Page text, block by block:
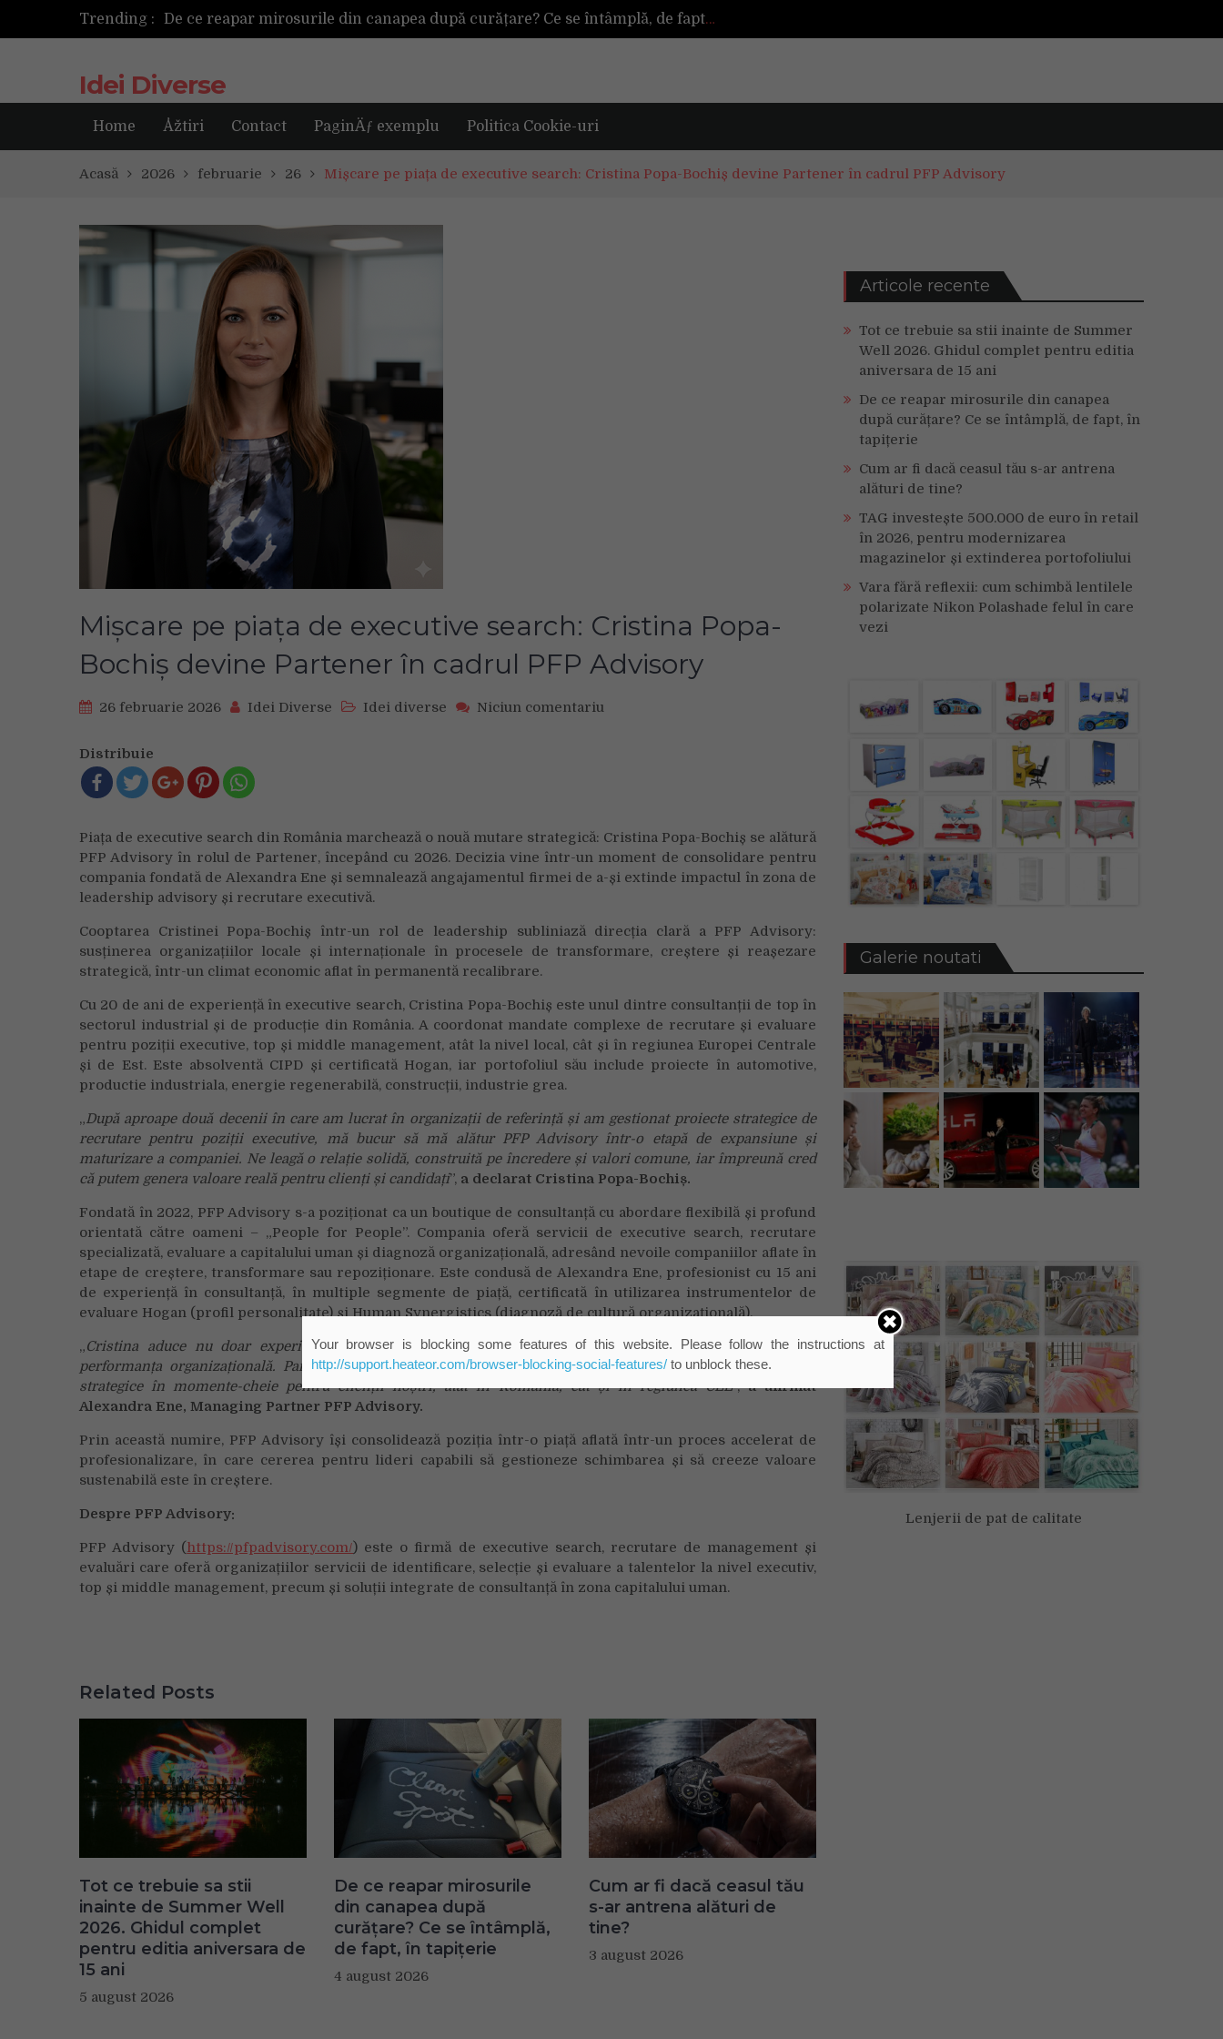
Trending :
De ce reapar mirosurile din canapea după curățare? Ce se întâmplă, de fapt, în tapițerie
Cum ar fi dacă ceasul tău s-ar antrena alături de tine?
Tot ce trebuie sa stii inainte de Summer Well 2026. Ghidul complet pentru editia aniversara de 15 ani
Idei Diverse
Home Åžtiri Contact PaginÄƒ exemplu Politica Cookie-uri
Acasă 2026 februarie 26 Mișcare pe piața de executive search: Cristina Popa-Bochiș devine Partener în cadrul PFP Advisory
Mișcare pe piața de executive search: Cristina Popa-
Bochiș devine Partener în cadrul PFP Advisory
26 februarie 2026 Idei Diverse Idei diverse Niciun comentariu
Cristina
Popa-
Bochiș
în
cadrul
Distribuie
Piața de executive search din România marchează o nouă mutare strategică: Cristina Popa-Bochiș se alătură
PFP Advisory în rolul de Partener, începând cu 2026. Decizia vine într-un moment de consolidare pentru
compania fondată de Alexandra Ene și semnalează angajamentul firmei de a-și extinde impactul în zona de
leadership advisory și recrutare executivă.
Cooptarea Cristinei Popa-Bochiș într-un rol de leadership subliniază direcția clară a PFP Advisory:
susținerea organizațiilor locale și internaționale în procesele de transformare, creștere și reașezare
strategică, într-un climat economic aflat în permanentă recalibrare.
Cu 20 de ani de experiență în executive search, Cristina Popa-Bochiș este unul dintre consultanții de top în
sectorul industrial și de producție din România. A coordonat mandate complexe de recrutare și evaluare
pentru poziții executive, top și middle management, atât la nivel local, cât și în regiunea Europei Centrale
și de Est. Este absolventă CIPD și certificată Hogan, iar portofoliul său include proiecte în automotive,
productie industriala, energie regenerabilă, construcții, industrie grea.
„După aproape două decenii în care am lucrat în organizații de referință și am gestionat proiecte strategice de
recrutare pentru poziții executive, mă bucur să mă alătur PFP Advisory într-o etapă de expansiune și
maturizare a companiei. Ne leagă o relație solidă, construită pe încredere și valori comune, iar împreună cred
că putem genera valoare reală pentru clienți și candidați”, a declarat Cristina Popa-Bochiș.
Fondată în 2022, PFP Advisory s-a poziționat ca un boutique de consultanță cu abordare flexibilă și profund
orientată către oameni – „People for People”. Compania oferă servicii de executive search, recrutare
specializată, evaluare a capitalului uman și diagnoză organizațională, adresând nevoile companiilor aflate în
etape de creștere, transformare sau repoziționare. Este condusă de Alexandra Ene, profesionist cu 15 ani
de experiență în consultanță, în multiple segmente de piață, certificată în utilizarea instrumentelor de
evaluare Hogan (profil personalitate) și Human Synergistics (diagnoză de cultură organizațională).
„Cristina aduce nu doar experiență solidă, ci și o perspectivă matură asupra rolului leadershipului în
performanța organizațională. Parteneriatul nostru consolidează capacitatea PFP Advisory de a livra soluții
strategice în momente-cheie pentru clienții noștri, atât în România, cât și în regiunea CEE”,a afirmat
Alexandra Ene, Managing Partner PFP Advisory.
Prin această numire, PFP Advisory își consolidează poziția într-o piață aflată într-un proces accelerat de
profesionalizare, în care cererea pentru lideri capabili să gestioneze schimbarea și să creeze valoare
sustenabilă este în creștere.
Despre PFP Advisory:
PFP Advisory (https://pfpadvisory.com/) este o firmă de executive search, recrutare de management și
evaluări care oferă organizațiilor servicii de identificare, selecție și evaluare a talentelor la nivel executiv,
top și middle management, precum și soluții integrate de consultanță în zona capitalului uman.
Related Posts
Tot ce trebuie sa stii
inainte de Summer Well
2026. Ghidul complet
pentru editia aniversara de
15 ani
5 august 2026
De ce reapar mirosurile
din canapea după
curățare? Ce se întâmplă,
de fapt, în tapițerie
4 august 2026
Cum ar fi dacă ceasul tău
s-ar antrena alături de
tine?
3 august 2026
Articole recente
Tot ce trebuie sa stii inainte de Summer
Well 2026. Ghidul complet pentru editia
aniversara de 15 ani
De ce reapar mirosurile din canapea
după curățare? Ce se întâmplă, de fapt, în
tapițerie
Cum ar fi dacă ceasul tău s-ar antrena
alături de tine?
TAG investește 500.000 de euro în retail
în 2026, pentru modernizarea
magazinelor și extinderea portofoliului
Vara fără reflexii: cum schimbă lentilele
polarizate Nikon Polashade felul în care
vezi
Galerie noutati
Lenjerii de pat de calitate
Your browser is blocking some features of this website. Please follow the instructions at
http://support.heateor.com/browser-blocking-social-features/to unblock these.